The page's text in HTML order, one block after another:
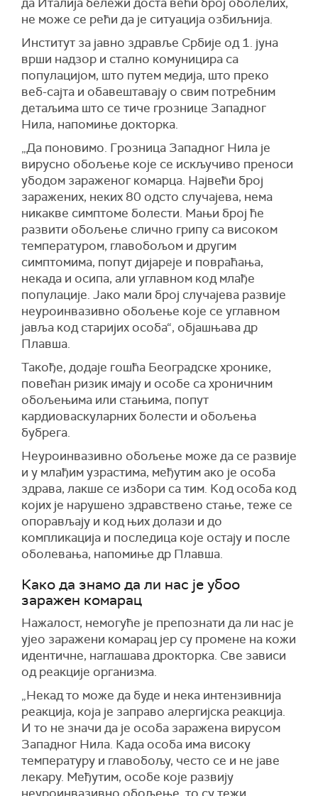
не може се рећи да је ситуација озбиљнија.
Институт за јавно здравље Србије од 1. јуна
врши надзор и стално комуницира са
популацијом, што путем медија, што преко
веб-сајта и обавештавају о свим потребним
детаљима што се тиче грознице Западног
Нила, напомиње докторка.
„Да поновимо. Грозница Западног Нила је
вирусно обољење које се искључиво преноси
убодом зараженог комарца. Највећи број
заражених, неких 80 одсто случајева, нема
никакве симптоме болести. Мањи број ће
развити обољење слично грипу са високом
температуром, главобољом и другим
симптомима, попут дијареје и повраћања,
некада и осипа, али углавном код млађе
популације. Јако мали број случајева развије
неуроинвазивно обољење које се углавном
јавља код старијих особа“, објашњава др
Плавша.
Такође, додаје гошћа Београдске хронике,
повећан ризик имају и особе са хроничним
обољењима или стањима, попут
кардиоваскуларних болести и обољења
бубрега.
Неуроинвазивно обољење може да се развије
и у млађим узрастима, међутим ако је особа
здрава, лакше се избори са тим. Код особа код
којих је нарушено здравствено стање, теже се
опорављају и код њих долази и до
компликација и последица које остају и после
оболевања, напомиње др Плавша.
Како да знамо да ли нас је убоо
заражен комарац
Нажалост, немогуће је препознати да ли нас је
ујео заражени комарац јер су промене на кожи
идентичне, наглашава дрокторка. Све зависи
од реакције организма.
„Некад то може да буде и нека интензивнија
реакција, која је заправо алергијска реакција.
И то не значи да је особа заражена вирусом
Западног Нила. Када особа има високу
температуру и главобољу, често се и не јаве
лекару. Међутим, особе које развију